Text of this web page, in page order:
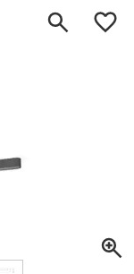
0